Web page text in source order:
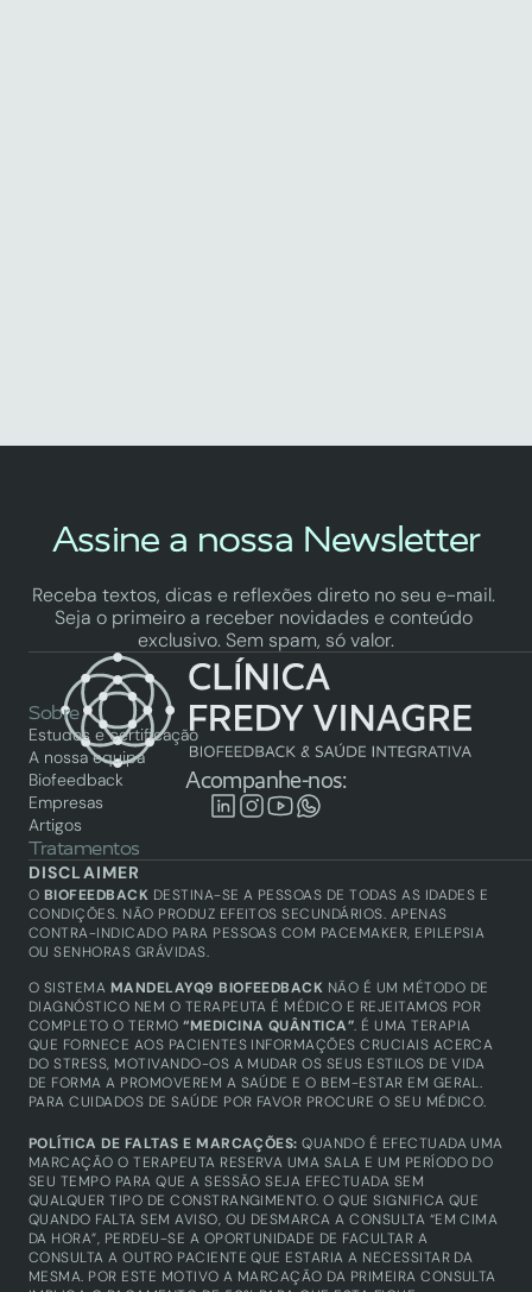
Assine a nossa Newsletter
Receba textos, dicas e reflexões direto no seu e-mail.
Seja o primeiro a receber novidades e conteúdo
exclusivo. Sem spam, só valor.
Acompanhe-nos:
Sobre
Estudos e certificação
A nossa equipa
Biofeedback
Empresas
Artigos
Tratamentos
Biofeedback
Saúde integrativa
Academy
Biofeedback
Técnicos certificados
Produtos
Equipamentos
DISCLAIMER
O BIOFEEDBACK DESTINA-SE A PESSOAS DE TODAS AS IDADES E
CONDIÇÕES. NÃO PRODUZ EFEITOS SECUNDÁRIOS. APENAS
CONTRA-INDICADO PARA PESSOAS COM PACEMAKER, EPILEPSIA
OU SENHORAS GRÁVIDAS.
O SISTEMA MANDELAYQ9 BIOFEEDBACK NÃO É UM MÉTODO DE
DIAGNÓSTICO NEM O TERAPEUTA É MÉDICO E REJEITAMOS POR
COMPLETO O TERMO “MEDICINA QUÂNTICA”. É UMA TERAPIA
QUE FORNECE AOS PACIENTES INFORMAÇÕES CRUCIAIS ACERCA
DO STRESS, MOTIVANDO-OS A MUDAR OS SEUS ESTILOS DE VIDA
DE FORMA A PROMOVEREM A SAÚDE E O BEM-ESTAR EM GERAL.
PARA CUIDADOS DE SAÚDE POR FAVOR PROCURE O SEU MÉDICO.
POLÍTICA DE FALTAS E MARCAÇÕES: QUANDO É EFECTUADA UMA
MARCAÇÃO O TERAPEUTA RESERVA UMA SALA E UM PERÍODO DO
SEU TEMPO PARA QUE A SESSÃO SEJA EFECTUADA SEM
QUALQUER TIPO DE CONSTRANGIMENTO. O QUE SIGNIFICA QUE
QUANDO FALTA SEM AVISO, OU DESMARCA A CONSULTA “EM CIMA
DA HORA”, PERDEU-SE A OPORTUNIDADE DE FACULTAR A
CONSULTA A OUTRO PACIENTE QUE ESTARIA A NECESSITAR DA
MESMA. POR ESTE MOTIVO A MARCAÇÃO DA PRIMEIRA CONSULTA